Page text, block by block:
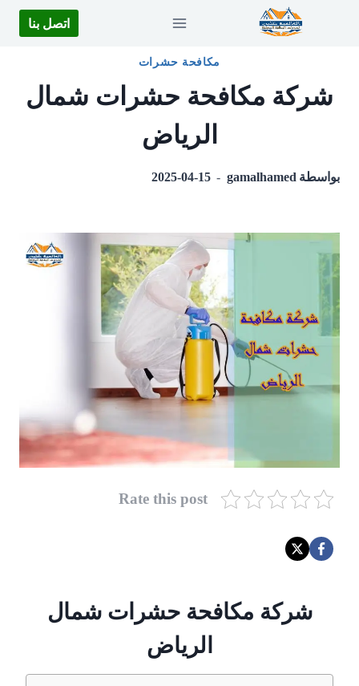
اتصل بنا
مكافحة حشرات
شركة مكافحة حشرات شمال
الرياض
بواسطة gamalhamed
2025-04-15
Rate this post
شركة مكافحة حشرات شمال
الرياض